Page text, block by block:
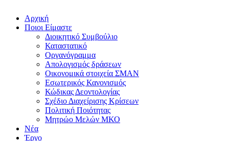
Αρχική
Ποιοι Είμαστε
Διοικητικό Συμβούλιο
Καταστατικό
Οργανόγραμμα
Απολογισμός δράσεων
Οικονομικά στοιχεία ΣΜΑΝ
Εσωτερικός Κανονισμός
Κώδικας Δεοντολογίας
Σχέδιο Διαχείρισης Κρίσεων
Πολιτική Ποιότητας
Μητρώο Μελών ΜΚΟ
Νέα
Έργο